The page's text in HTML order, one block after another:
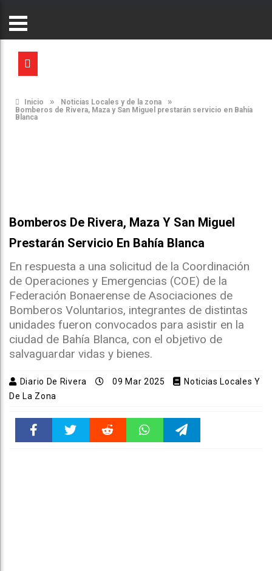
Inicio » Noticias Locales y de la zona »
Bomberos de Rivera, Maza y San Miguel prestarán servicio en Bahía
Blanca
Bomberos De Rivera, Maza Y San Miguel
Prestarán Servicio En Bahía Blanca
En respuesta a una solicitud de la Coordinación
de Operaciones y Emergencias (COE) de la
Federación Bonaerense de Asociaciones de
Bomberos Voluntarios, integrantes de distintas
unidades fueron convocados para asistir en la
ciudad de Bahía Blanca, con el objetivo de
salvaguardar vidas y bienes.
Diario De Rivera 09 Mar 2025
Noticias Locales Y
De La Zona